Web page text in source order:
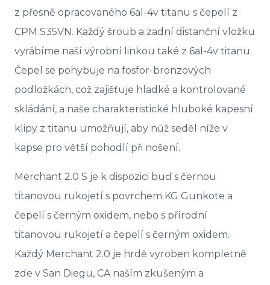
z přesně opracovaného 6al-4v titanu s čepelí z
CPM S35VN. Každý šroub a zadní distanční vložku
vyrábíme naší výrobní linkou také z 6al-4v titanu.
Čepel se pohybuje na fosfor-bronzových
podložkách, což zajišťuje hladké a kontrolované
skládání, a naše charakteristické hluboké kapesní
klipy z titanu umožňují, aby nůž seděl níže v
kapse pro větší pohodlí při nošení.
Merchant 2.0 S je k dispozici buď s černou
titanovou rukojetí s povrchem KG Gunkote a
čepelí s černým oxidem, nebo s přírodní
titanovou rukojetí a čepelí s černým oxidem.
Každý Merchant 2.0 je hrdě vyroben kompletně
zde v San Diegu, CA naším zkušeným a